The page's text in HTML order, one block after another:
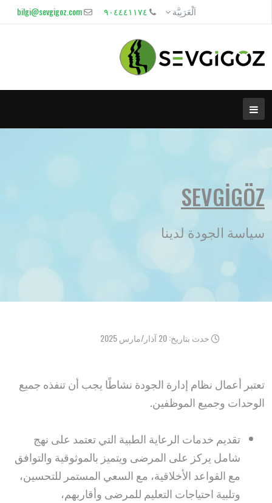
٩٠٤٤٤١١٧٤ bilgi@sevgigoz.com اَلْعَرَبِيَّة
SEVGİGÖZ
سياسة الجودة لدينا
حدث بتاريخ: 20 آذار/مارس 2025
تعتبر أعمال نظام إدارة الجودة نشاطًا يجب أن تنفذه جميع
الوحدات وجميع الموظفين.
تقديم خدمات الرعاية الطبية التي تعتمد على نهج
شامل يركز على المرضى ويتميز بالموثوقية والتوافق
مع القواعد الأخلاقية، مع السعي المستمر للتحسين،
وتلبية احتياجات التعليم للمرضى وأقاربهم،